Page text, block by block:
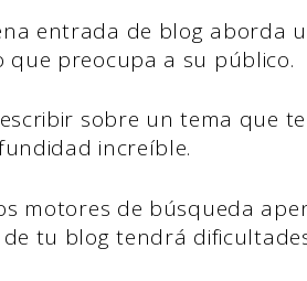
entrada de blog aborda
que preocupa a su público.
sobre un tema que
increíble.
motores de búsqueda
tu blog tendrá